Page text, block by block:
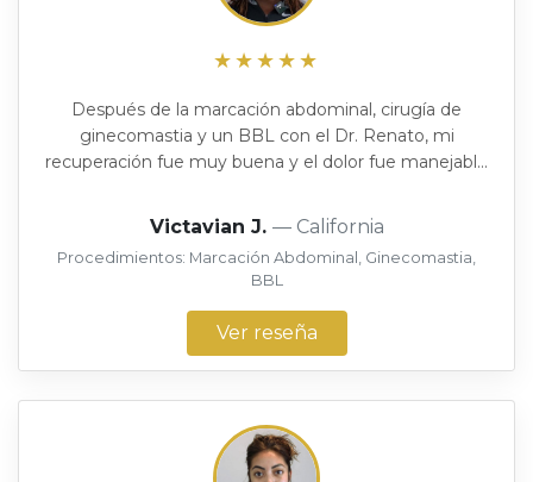
★★★★★
Después de la marcación abdominal, cirugía de
ginecomastia y un BBL con el Dr. Renato, mi
recuperación fue muy buena y el dolor fue manejabl...
Victavian J. — California
Procedimientos: Marcación Abdominal, Ginecomastia,
BBL
Ver reseña